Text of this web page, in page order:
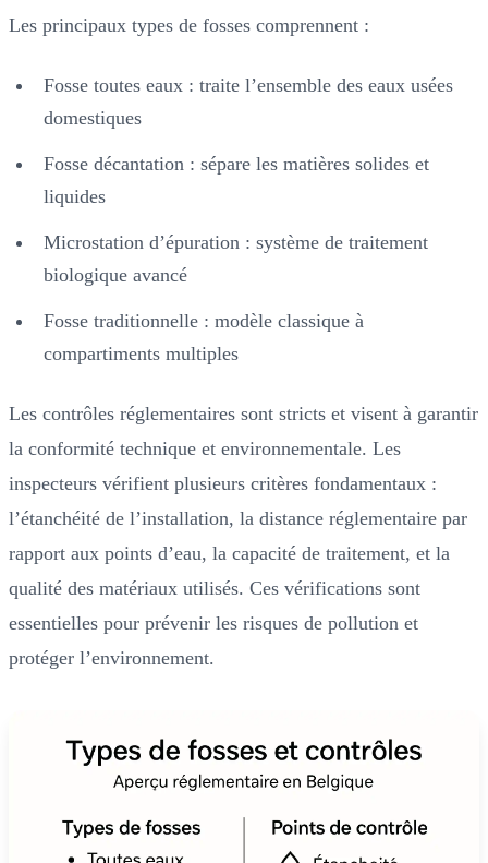
Les principaux types de fosses comprennent :
Fosse toutes eaux : traite l’ensemble des eaux usées
domestiques
Fosse décantation : sépare les matières solides et
liquides
Microstation d’épuration : système de traitement
biologique avancé
Fosse traditionnelle : modèle classique à
compartiments multiples
Les contrôles réglementaires sont stricts et visent à garantir
la conformité technique et environnementale. Les
inspecteurs vérifient plusieurs critères fondamentaux :
l’étanchéité de l’installation, la distance réglementaire par
rapport aux points d’eau, la capacité de traitement, et la
qualité des matériaux utilisés. Ces vérifications sont
essentielles pour prévenir les risques de pollution et
protéger l’environnement.